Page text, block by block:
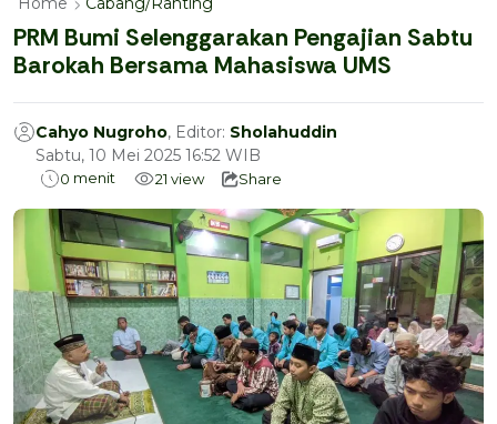
PRM Bumi Selenggarakan Pengajian Sabtu
Barokah Bersama Mahasiswa UMS
Cahyo Nugroho, Editor: Sholahuddin
Sabtu, 10 Mei 2025 16:52 WIB
0 menit 21 view Share